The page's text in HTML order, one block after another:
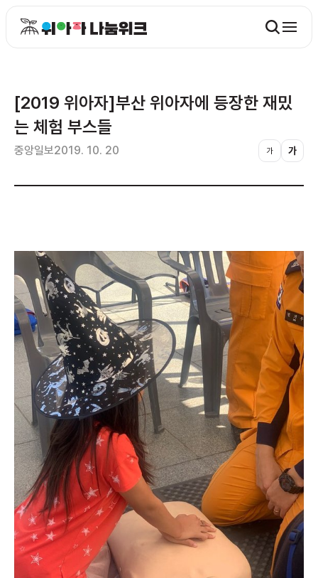
[2019 위아자]부산 위아자에 등장한 재밌
는 체험 부스들
중앙일보2019. 10. 20